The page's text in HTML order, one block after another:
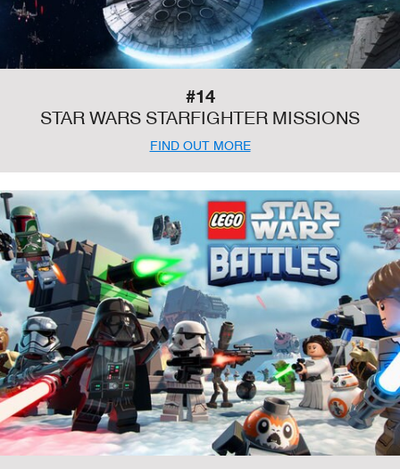
#14
STAR WARS STARFIGHTER MISSIONS
FIND OUT MORE